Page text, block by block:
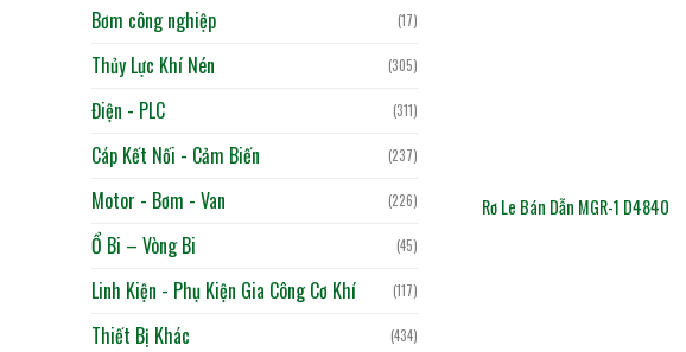
Bơm công nghiệp (17)
Thủy Lực Khí Nén (305)
Điện - PLC (311)
Cáp Kết Nối - Cảm Biến (237)
Motor - Bơm - Van (226)
Ổ Bi – Vòng Bi (45)
Linh Kiện - Phụ Kiện Gia Công Cơ Khí (117)
Thiết Bị Khác (434)
Rơ Le Bán Dẫn MGR-1 D4840